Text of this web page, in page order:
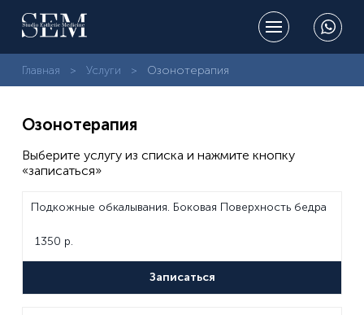
Главная Услуги Озонотерапия
Озонотерапия
Выберите услугу из списка и нажмите кнопку
«записаться»
Подкожные обкалывания. Боковая Поверхность бедра
1350 р.
Записаться